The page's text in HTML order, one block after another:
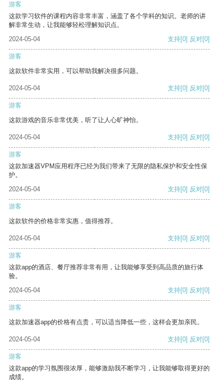
游客
这款学习软件的课程内容非常丰富，涵盖了各个学科的知识。老师的讲
解非常生动，让我能够轻松理解知识点。
2024-05-04
支持[0] 反对[0]
游客
这款软件非常实用，可以帮助我解决很多问题。
2024-05-04 支持[0] 反对[0]
游客
这款游戏的音乐非常优美，听了让人心旷神怡。
2024-05-04 支持[0] 反对[0]
游客
这款加速器VPM应用程序已经为我们带来了无限的隐私保护和安全性保
护。
2024-05-04
支持[0] 反对[0]
游客
这款软件的价格非常实惠，值得推荐。
2024-05-04 支持[0] 反对[0]
游客
这款app的酒店、餐厅推荐非常有用，让我能够享受到高品质的旅行体
验。
2024-05-04
支持[0] 反对[0]
游客
这款加速器app的价格有点贵，可以适当降低一些，这样会更加亲民。
2024-05-04 支持[0] 反对[0]
游客
这款app的学习氛围很浓厚，能够激励我不断学习，让我能够取得更好的
成绩。